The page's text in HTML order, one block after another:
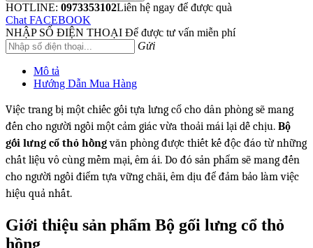
HOTLINE: 0973353102Liên hệ ngay để được quà
Chat FACEBOOK
NHẬP SỐ ĐIỆN THOẠI Để được tư vấn miễn phí
Gửi
Mô tả
Hướng Dẫn Mua Hàng
Việc trang bị một chiếc gối tựa lưng cổ cho dân phòng sẽ mang
đến cho người ngồi một cảm giác vừa thoải mái lại dễ chịu. Bộ
gối lưng cổ thỏ hồngvăn phòng được thiết kế độc đáo từ những
chất liệu vô cùng mềm mại, êm ái. Do đó sản phẩm sẽ mang đến
cho người ngồi điểm tựa vững chãi, êm dịu để đảm bảo làm việc
hiệu quả nhất.
Giới thiệu sản phẩm Bộ gối lưng cổ thỏ
hồng